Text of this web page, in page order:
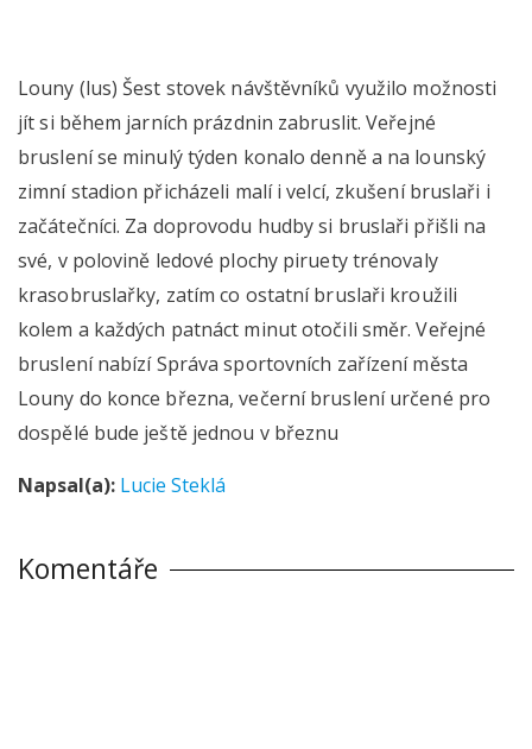
Louny (lus) Šest stovek návštěvníků využilo možnosti
jít si během jarních prázdnin zabruslit. Veřejné
bruslení se minulý týden konalo denně a na lounský
zimní stadion přicházeli malí i velcí, zkušení bruslaři i
začátečníci. Za doprovodu hudby si bruslaři přišli na
své, v polovině ledové plochy piruety trénovaly
krasobruslařky, zatím co ostatní bruslaři kroužili
kolem a každých patnáct minut otočili směr. Veřejné
bruslení nabízí Správa sportovních zařízení města
Louny do konce března, večerní bruslení určené pro
dospělé bude ještě jednou v březnu
Napsal(a): Lucie Steklá
Komentáře